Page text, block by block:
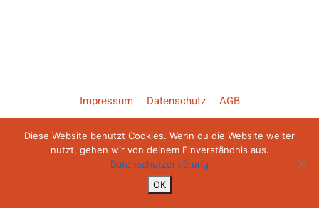
Impressum Datenschutz AGB
Copyright ©2026 Backroad Diaries
Diese Website benutzt Cookies. Wenn du die Website weiter
nutzt, gehen wir von deinem Einverständnis aus.
Datenschutzerklärung
OK